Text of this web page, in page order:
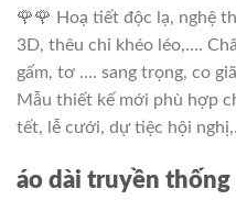
🌹🌹 Hoạ tiết độc lạ, nghệ
3D, thêu chỉ khéo léo,….
gấm, tơ …. sang trọng, co
Mẫu thiết kế mới phù hợp
tết, lễ cưới, dự tiệc hội
áo dài truyền thống